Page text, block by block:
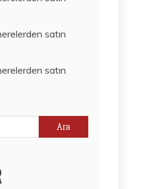
satın
satın